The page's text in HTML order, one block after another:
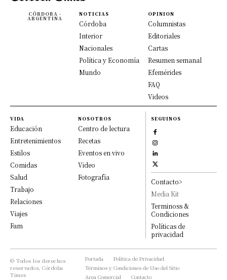
CÓRDOBA -
ARGENTINA
NOTICIAS
Córdoba
Interior
Nacionales
Política y Economía
Mundo
OPINION
Columnistas
Editoriales
Cartas
Resumen semanal
Efemérides
FAQ
Videos
VIDA
Educación
Entretenimientos
Estilos
Comidas
Salud
Trabajo
Relaciones
Viajes
Fam
NOSOTROS
Centro de lectura
Recetas
Eventos en vivo
Video
Fotografía
SEGUINOS
Contacto>
Media Kit
Terminoss &
Condiciones
Políticas de
privacidad
© Todos los derechos
reservados, Córdoba
Times
Portada
Política de Privacidad
Términos y Condiciones de Uso del Sitio
Area Comercial
Contacto